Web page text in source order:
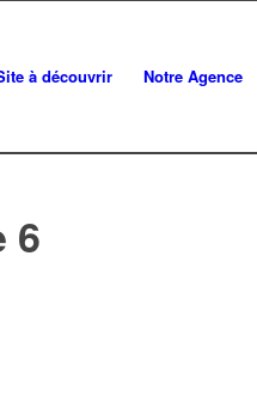
à découvrir Notre Agence
6